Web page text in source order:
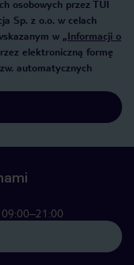
osobowych przez TUI
Sp. z o.o. w celach
w „Informacji o
elektroniczną formę
automatycznych